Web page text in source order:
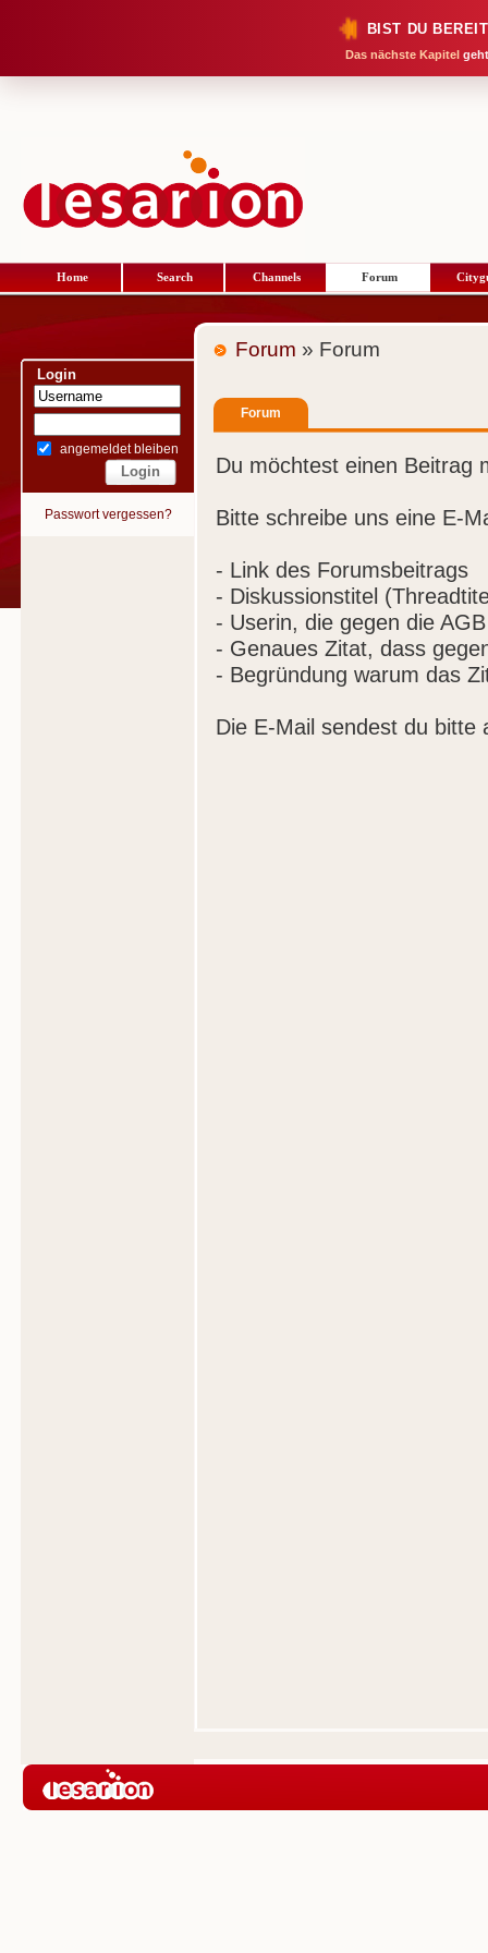
BIST DU
Das nächste Kapitel
Home Search Channels Forum
Login
angemeldet bleiben
Passwort vergessen?
Forum » Forum
Forum
Du möchtest einen Beitrag
Bitte schreibe uns eine E-
- Link des Forumsbeitrags
- Diskussionstitel
- Userin, die gegen die
- Genaues Zitat, dass
- Begründung warum das
Die E-Mail sendest du bitte